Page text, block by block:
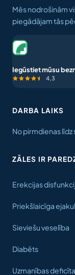
Mēs nodrošinām
piegādājam tās
Iegūstiet mūsu
4,3
DARBA LAIKS
No pirmdienas
ZĀLES IR
Erekcijas
Priekšlaicīga
Sieviešu veselība
Diabēts
Uzmanības